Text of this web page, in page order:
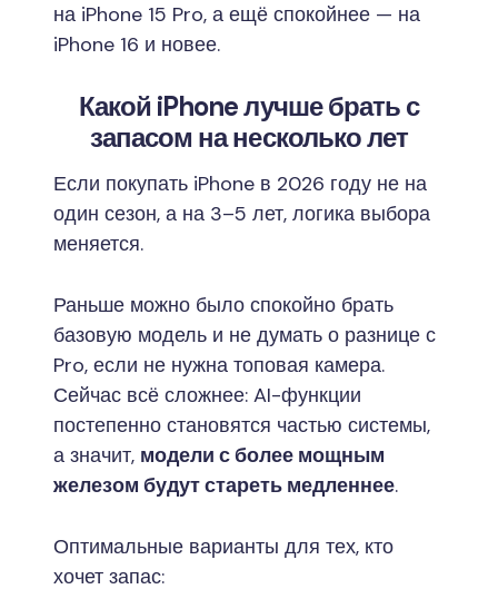
на iPhone 15 Pro, а ещё спокойнее — на
iPhone 16 и новее.
Какой iPhone лучше брать с
запасом на несколько лет
Если покупать iPhone в 2026 году не на
один сезон, а на 3–5 лет, логика выбора
меняется.
Раньше можно было спокойно брать
базовую модель и не думать о разнице с
Pro, если не нужна топовая камера.
Сейчас всё сложнее: AI-функции
постепенно становятся частью системы,
а значит, модели с более мощным
железом будут стареть медленнее.
Оптимальные варианты для тех, кто
хочет запас: